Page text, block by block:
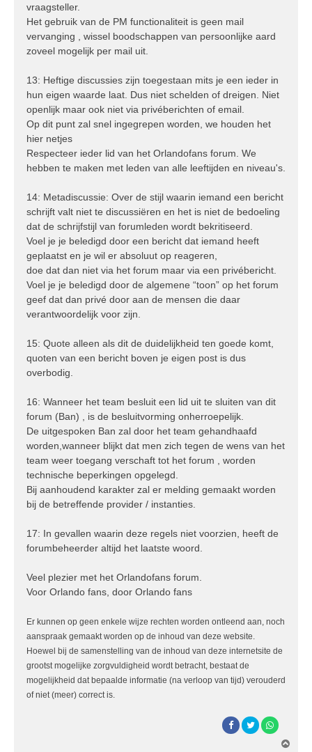
vraagsteller.
Het gebruik van de PM functionaliteit is geen mail
vervanging , wissel boodschappen van persoonlijke aard
zoveel mogelijk per mail uit.
13: Heftige discussies zijn toegestaan mits je een ieder in
hun eigen waarde laat. Dus niet schelden of dreigen. Niet
openlijk maar ook niet via privéberichten of email.
Op dit punt zal snel ingegrepen worden, we houden het
hier netjes
Respecteer ieder lid van het Orlandofans forum. We
hebben te maken met leden van alle leeftijden en niveau's.
14: Metadiscussie: Over de stijl waarin iemand een bericht
schrijft valt niet te discussiëren en het is niet de bedoeling
dat de schrijfstijl van forumleden wordt bekritiseerd.
Voel je je beledigd door een bericht dat iemand heeft
geplaatst en je wil er absoluut op reageren,
doe dat dan niet via het forum maar via een privébericht.
Voel je je beledigd door de algemene “toon” op het forum
geef dat dan privé door aan de mensen die daar
verantwoordelijk voor zijn.
15: Quote alleen als dit de duidelijkheid ten goede komt,
quoten van een bericht boven je eigen post is dus
overbodig.
16: Wanneer het team besluit een lid uit te sluiten van dit
forum (Ban) , is de besluitvorming onherroepelijk.
De uitgespoken Ban zal door het team gehandhaafd
worden,wanneer blijkt dat men zich tegen de wens van het
team weer toegang verschaft tot het forum , worden
technische beperkingen opgelegd.
Bij aanhoudend karakter zal er melding gemaakt worden
bij de betreffende provider / instanties.
17: In gevallen waarin deze regels niet voorzien, heeft de
forumbeheerder altijd het laatste woord.
Veel plezier met het Orlandofans forum.
Voor Orlando fans, door Orlando fans
Er kunnen op geen enkele wijze rechten worden ontleend aan, noch
aanspraak gemaakt worden op de inhoud van deze website.
Hoewel bij de samenstelling van de inhoud van deze internetsite de
grootst mogelijke zorgvuldigheid wordt betracht, bestaat de
mogelijkheid dat bepaalde informatie (na verloop van tijd) verouderd
of niet (meer) correct is.